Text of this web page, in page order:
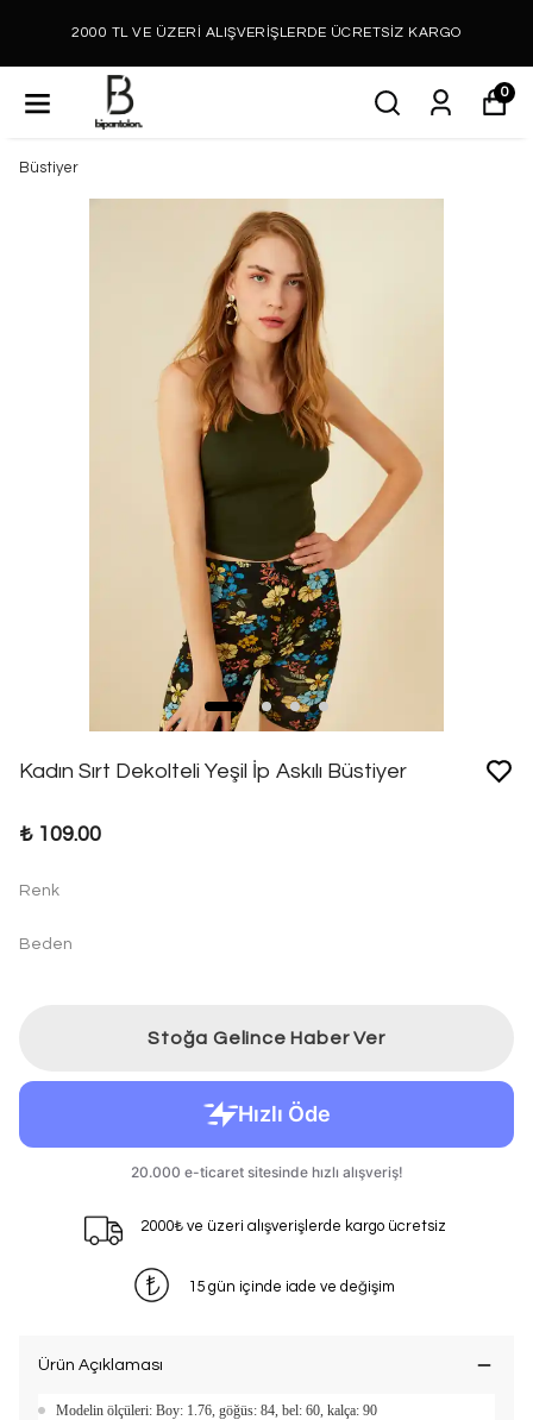
2000 TL VE ÜZERİ ALIŞVERİŞLERDE ÜCRETSİZ KARGO
0
Büstiyer
Kadın Sırt Dekolteli Yeşil İp Askılı Büstiyer
₺ 109.00
Renk
Beden
Stoğa Gelince Haber Ver
2000₺ ve üzeri alışverişlerde kargo ücretsiz
15 gün içinde iade ve değişim
Ürün Açıklaması
Modelin ölçüleri: Boy: 1.76, göğüs: 84, bel: 60, kalça: 90